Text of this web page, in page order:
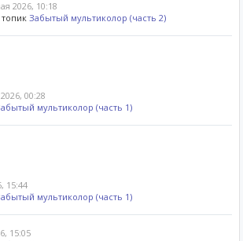
2026, 10:18
Забытый мультиколор (часть 2)
00:28
мультиколор (часть 1)
15:44
мультиколор (часть 1)
15:05